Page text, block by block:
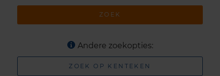
ZOEK
Andere zoekopties:
ZOEK OP KENTEKEN